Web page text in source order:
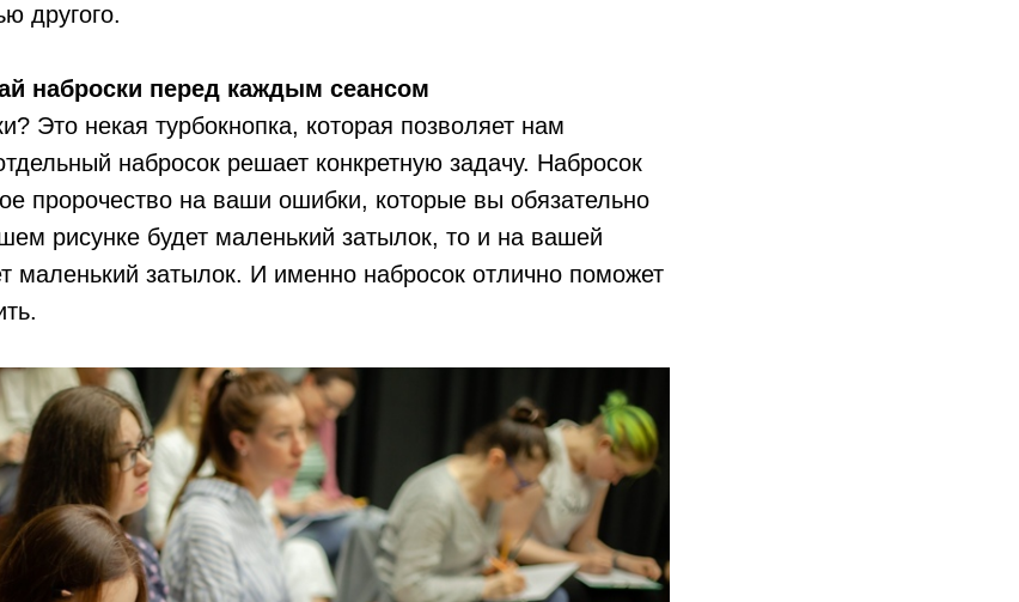
другого.
наброски перед каждым сеансом
Это некая турбокнопка, которая позволяет нам
набросок решает конкретную задачу. Набросок
пророчество на ваши ошибки, которые вы обязательно
рисунке будет маленький затылок, то и на вашей
маленький затылок. И именно набросок отлично поможет